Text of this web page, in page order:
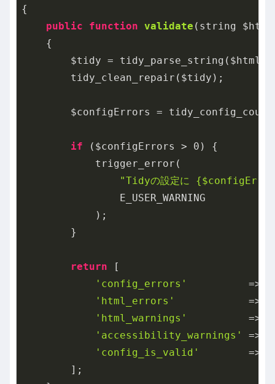
{
public
function validate (string
{
$tidy =
        tidy_clean_repair($tidy);
$configErrors =
if ($configErrors > 0 ) {
            trigger_error(
"Tidyの設定に {$configErrors}
                E_USER_WARNING
            );
        }
return [
'config_errors'
=>
'html_errors'
=>
'html_warnings'
=>
'accessibility_warnings'
=>
'config_is_valid'
=>
        ];